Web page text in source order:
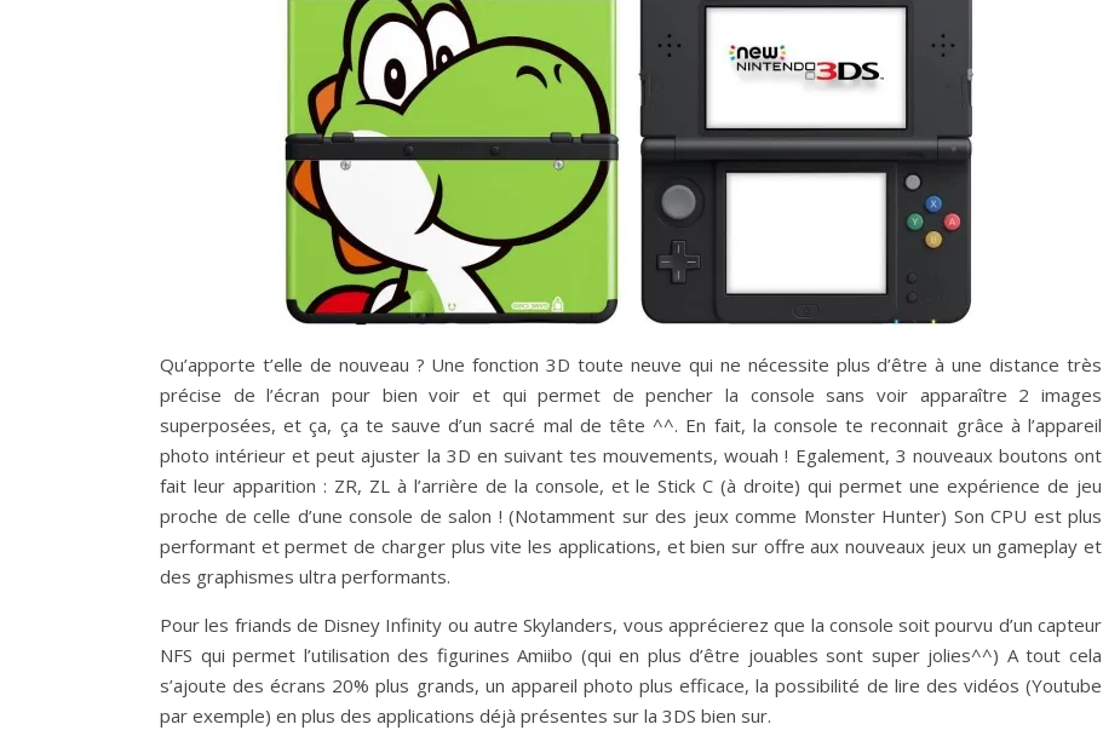
Qu’apporte t’elle de nouveau ? Une fonction 3D toute neuve qui ne nécessite plus d’être à une distance très
précise de l’écran pour bien voir et qui permet de pencher la console sans voir apparaître 2 images
superposées, et ça, ça te sauve d’un sacré mal de tête ^^. En fait, la console te reconnait grâce à l’appareil
photo intérieur et peut ajuster la 3D en suivant tes mouvements, wouah ! Egalement, 3 nouveaux boutons ont
fait leur apparition : ZR, ZL à l’arrière de la console, et le Stick C (à droite) qui permet une expérience de jeu
proche de celle d’une console de salon ! (Notamment sur des jeux comme Monster Hunter) Son CPU est plus
performant et permet de charger plus vite les applications, et bien sur offre aux nouveaux jeux un gameplay et
des graphismes ultra performants.
Pour les friands de Disney Infinity ou autre Skylanders, vous apprécierez que la console soit pourvu d’un capteur
NFS qui permet l’utilisation des figurines Amiibo (qui en plus d’être jouables sont super jolies^^) A tout cela
s’ajoute des écrans 20% plus grands, un appareil photo plus efficace, la possibilité de lire des vidéos (Youtube
par exemple) en plus des applications déjà présentes sur la 3DS bien sur.